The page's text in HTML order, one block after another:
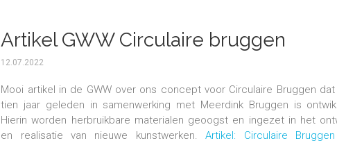
Artikel GWW Circulaire bruggen
12.07.2022
Mooi artikel in de GWW over ons concept voor Circulaire Bruggen dat
tien jaar geleden in samenwerking met Meerdink Bruggen is
Hierin worden herbruikbare materialen geoogst en ingezet in het
en realisatie van nieuwe kunstwerken.Artikel: Circulaire